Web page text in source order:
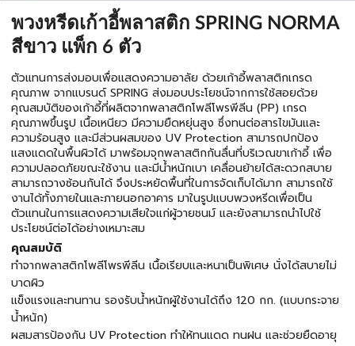
พวงหรีดเก้าอี้พลาสติก SPRING NORMA
สีขาว แพ็ก 6 ตัว
ตัวแทนการส่งมอบเพื่อแสดงความอาลัย ด้วยเก้าอี้พลาสติกเกรด
คุณภาพ จากแบรนด์ SPRING ส่งมอบประโยชน์จากการใช้สอยด้วย
คุณสมบัติของเก้าอี้ที่ผลิตจากพลาสติกโพลีโพรพีลีน (PP) เกรด
คุณภาพขึ้นรูป เนื้อเหนียว มีความยืดหยุ่นสูง ซึ่งทนต่อสารไขมันและ
ความร้อนสูง และมีส่วนผสมของ UV Protection สามารถปกป้อง
แสงแดดในพื้นผิวได้ มาพร้อมจุกพลาสติกกันลื่นที่บริเวณขาเก้าอี้ เพื่อ
ความปลอดภัยขณะใช้งาน และมีน้ำหนักเบา เคลื่อนย้ายได้สะดวกสบาย
สามารถวางซ้อนกันได้ จึงประหยัดพื้นที่ในการจัดเก็บได้มาก สามารถใช้
งานได้ทั้งภายในและภายนอกอาคาร มาในรูปแบบพวงหรีดเพื่อเป็น
ตัวแทนในการแสดงความเสียใจแก่ผู้วายชนม์ และยังสามารถนำไปใช้
ประโยชน์ต่อได้อย่างเหมาะสม
คุณสมบัติ
ทำจากพลาสติกโพลีโพรพีลีน เนื้อเรียบและหนาเป็นพิเศษ นั่งได้สบายไม่
บาดผิว
แข็งแรงและทนทาน รองรับน้ำหนักผู้ใช้งานได้ถึง 120 กก. (แบบกระจาย
น้ำหนัก)
ผสมสารป้องกัน UV Protection ทำให้ทนแดด ทนฝน และช่วยยืดอายุ